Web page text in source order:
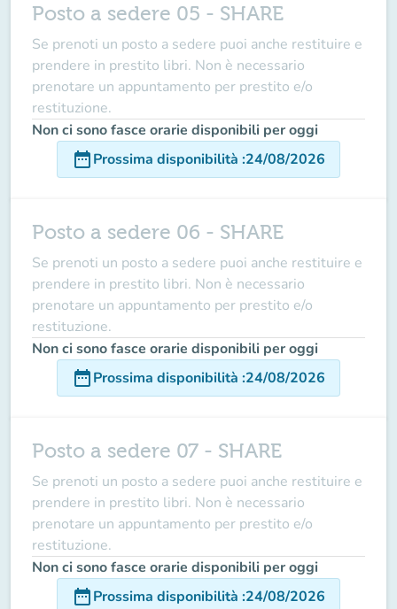
Posto a sedere 05 - SHARE
Se prenoti un posto a sedere puoi anche restituire e
prendere in prestito libri. Non è necessario
prenotare un appuntamento per prestito e/o
restituzione.
Non ci sono fasce orarie disponibili per oggi
date_rangeProssima disponibilità :24/08/2026
Posto a sedere 06 - SHARE
Se prenoti un posto a sedere puoi anche restituire e
prendere in prestito libri. Non è necessario
prenotare un appuntamento per prestito e/o
restituzione.
Non ci sono fasce orarie disponibili per oggi
date_rangeProssima disponibilità :24/08/2026
Posto a sedere 07 - SHARE
Se prenoti un posto a sedere puoi anche restituire e
prendere in prestito libri. Non è necessario
prenotare un appuntamento per prestito e/o
restituzione.
Non ci sono fasce orarie disponibili per oggi
date_rangeProssima disponibilità :24/08/2026